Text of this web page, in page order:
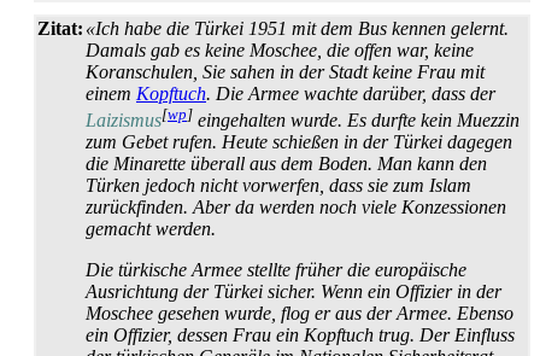
Zitat: «Ich habe die Türkei 1951 mit dem Bus kennen gelernt.
Damals gab es keine Moschee, die offen war, keine
Koran­schulen, Sie sahen in der Stadt keine Frau mit
einem Kopftuch. Die Armee wachte darüber, dass der
Laizismus[wp] eingehalten wurde. Es durfte kein Muezzin
zum Gebet rufen. Heute schießen in der Türkei dagegen
die Minarette überall aus dem Boden. Man kann den
Türken jedoch nicht vorwerfen, dass sie zum Islam
zurückfinden. Aber da werden noch viele Konzessionen
gemacht werden.
Die türkische Armee stellte früher die europäische
Ausrichtung der Türkei sicher. Wenn ein Offizier in der
Moschee gesehen wurde, flog er aus der Armee. Ebenso
ein Offizier, dessen Frau ein Kopftuch trug. Der Einfluss